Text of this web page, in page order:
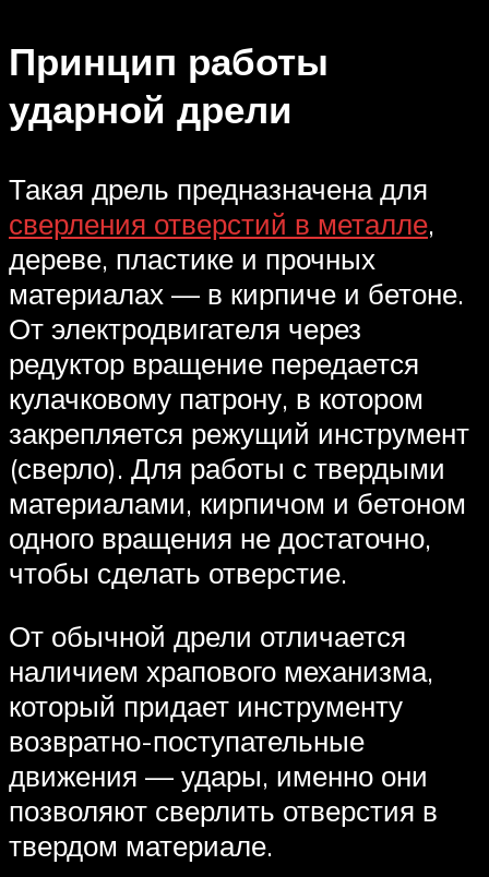
Принцип работы
ударной дрели
Такая дрель предназначена для
сверления отверстий в металле,
дереве, пластике и прочных
материалах — в кирпиче и бетоне.
От электродвигателя через
редуктор вращение передается
кулачковому патрону, в котором
закрепляется режущий инструмент
(сверло). Для работы с твердыми
материалами, кирпичом и бетоном
одного вращения не достаточно,
чтобы сделать отверстие.
От обычной дрели отличается
наличием храпового механизма,
который придает инструменту
возвратно-поступательные
движения — удары, именно они
позволяют сверлить отверстия в
твердом материале.